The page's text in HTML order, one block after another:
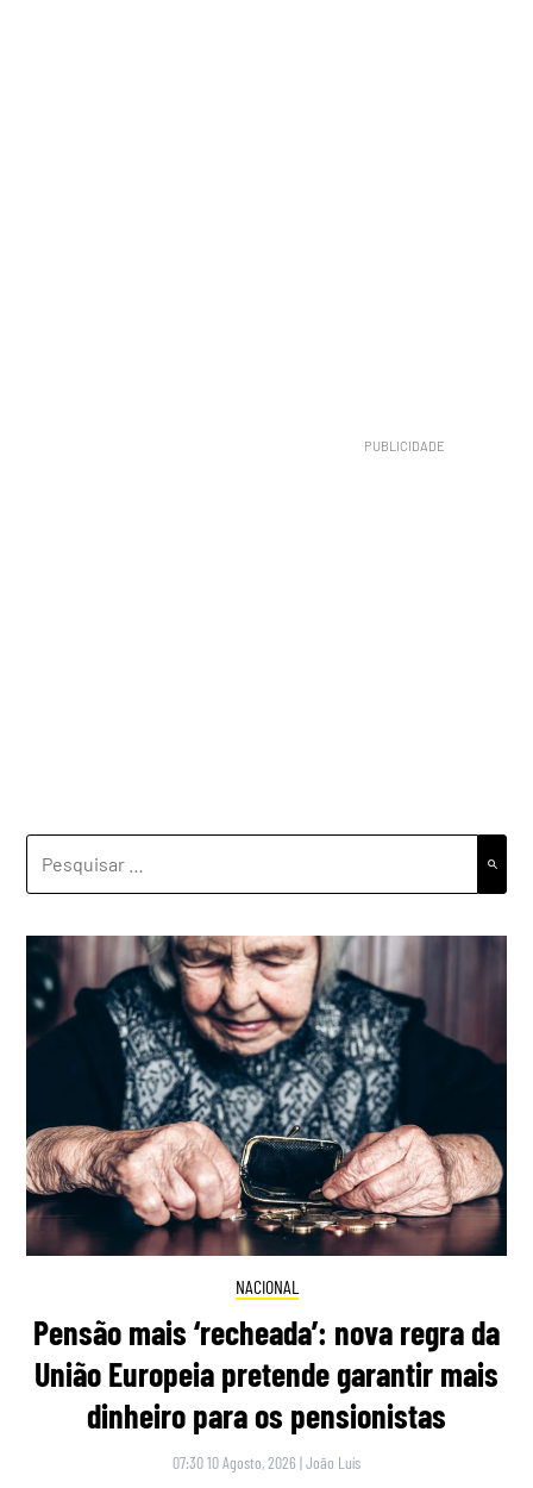
NACIONAL
Pensão mais ‘recheada’: nova regra da
União Europeia pretende garantir mais
dinheiro para os pensionistas
07:30 10 Agosto, 2026 |João Luís